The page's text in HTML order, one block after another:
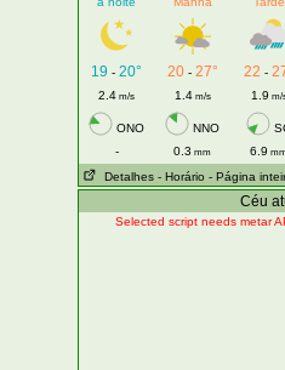
19 - 20° 20- 27° 22 -
2.4 m/s 1.4m/s 1.9 m/
ONO NNO
-
0.3 mm 6.9
Detalhes - Horário - Página
Céu
Selected script needs metar